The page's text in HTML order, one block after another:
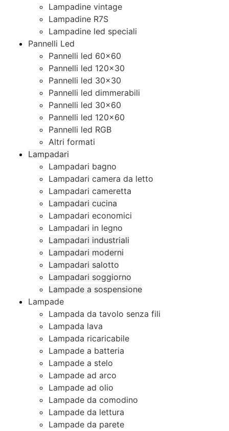
Lampadine vintage
Lampadine R7S
Lampadine led speciali
Pannelli Led
Pannelli led 60×60
Pannelli led 120×30
Pannelli led 30×30
Pannelli led dimmerabili
Pannelli led 30×60
Pannelli led 120×60
Pannelli led RGB
Altri formati
Lampadari
Lampadari bagno
Lampadari camera da letto
Lampadari cameretta
Lampadari cucina
Lampadari economici
Lampadari in legno
Lampadari industriali
Lampadari moderni
Lampadari salotto
Lampadari soggiorno
Lampade a sospensione
Lampade
Lampada da tavolo senza fili
Lampada lava
Lampada ricaricabile
Lampade a batteria
Lampade a stelo
Lampade ad arco
Lampade ad olio
Lampade da comodino
Lampade da lettura
Lampade da parete